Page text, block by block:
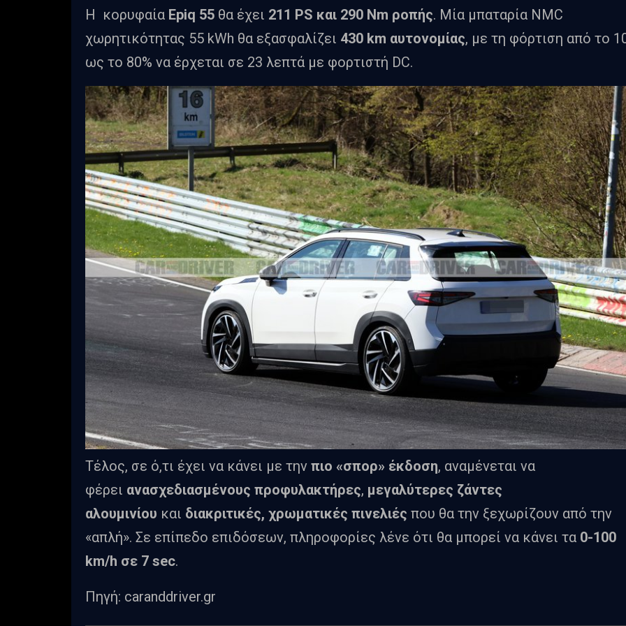
Η κορυφαία Epiq 55 θα έχει 211 PS και 290 Nm ροπής. Μία μπαταρία NMC
χωρητικότητας 55 kWh θα εξασφαλίζει 430 km αυτονομίας, με τη φόρτιση από το
ως το 80% να έρχεται σε 23 λεπτά με φορτιστή DC.
Τέλος, σε ό,τι έχει να κάνει με την πιο «σπορ» έκδοση, αναμένεται να
φέρει ανασχεδιασμένους προφυλακτήρες, μεγαλύτερες ζάντες
αλουμινίου και διακριτικές, χρωματικές πινελιές που θα την ξεχωρίζουν από την
«απλή». Σε επίπεδο επιδόσεων, πληροφορίες λένε ότι θα μπορεί να κάνει τα 0-100
km/h σε 7 sec.
Πηγή: caranddriver.gr